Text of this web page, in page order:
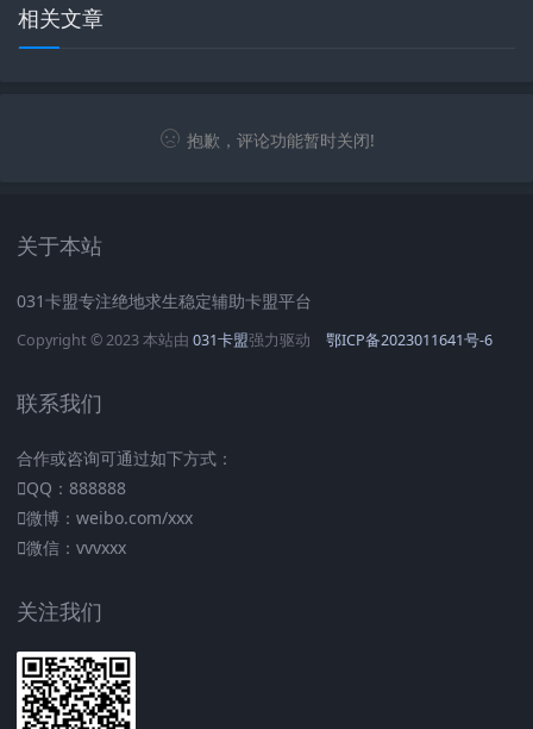
相关文章
抱歉，评论功能暂时关闭!
关于本站
031卡盟专注绝地求生稳定辅助卡盟平台
Copyright © 2023 本站由 031卡盟强力驱动 鄂ICP备2023011641号-6
联系我们
合作或咨询可通过如下方式：
QQ：888888
微博：weibo.com/xxx
微信：vvvxxx
关注我们